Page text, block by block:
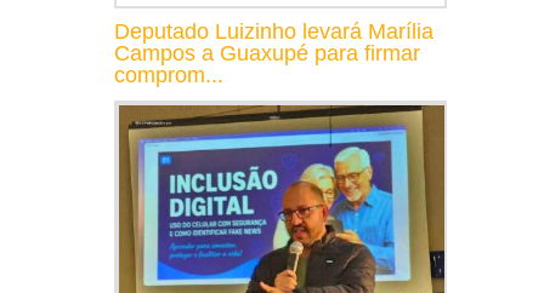
Deputado Luizinho levará Marília
Campos a Guaxupé para firmar
comprom...